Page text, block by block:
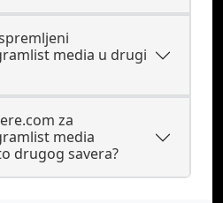
media u drugi
za
media
drugog savera?